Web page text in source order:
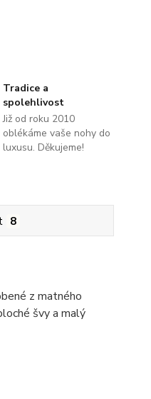
Tradice a
spolehlivost
Již od roku 2010
oblékáme vaše nohy do
luxusu. Děkujeme!
8
z matného
švy a malý